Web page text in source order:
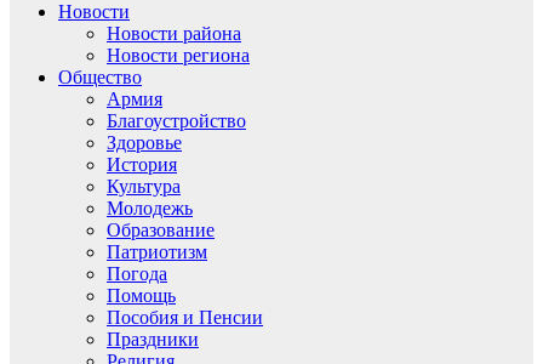
Новости
Новости района
Новости региона
Общество
Армия
Благоустройство
Здоровье
История
Культура
Молодежь
Образование
Патриотизм
Погода
Помощь
Пособия и Пенсии
Праздники